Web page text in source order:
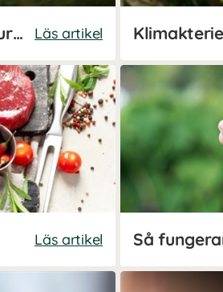
7 tecken på förklimakteriet - och hur du kan lindra symtomen Läs artikel
Läs artikel Så